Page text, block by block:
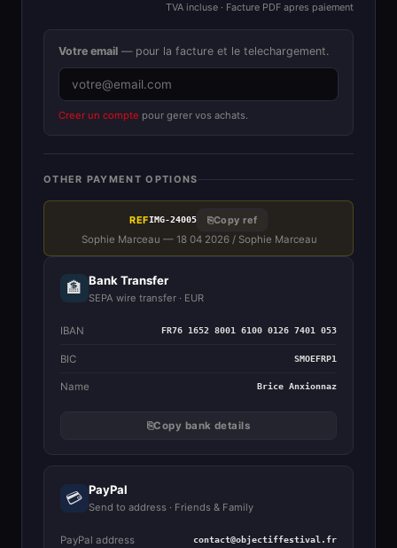
TVA incluse · Facture PDF apres paiement
Votre email — pour la facture et le telechargement.
Creer un compte pour gerer vos achats.
OTHER PAYMENT OPTIONS
REFIMG-24005 ⎘Copy ref
Sophie Marceau — 18 04 2026 / Sophie Marceau
🏦 Bank Transfer
SEPA wire transfer · EUR
IBAN FR76 1652 8001 6100 0126 7401 053
BIC SMOEFRP1
Name Brice Anxionnaz
⎘Copy bank details
💳 PayPal
Send to address · Friends & Family
PayPal address contact@objectiffestival.fr